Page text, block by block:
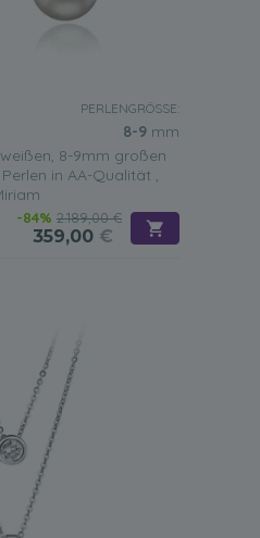
PERLENGRÖSSE:
8-9 mm
8-9mm großen
in AA-Qualität ,
-84% 2.189,00 €
359,00 €